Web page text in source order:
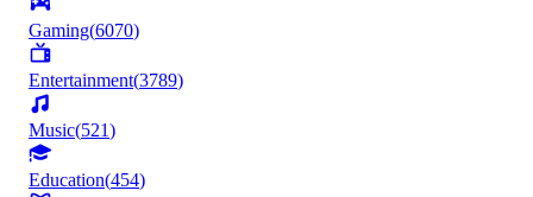
Gaming(6070)
Entertainment(3789)
Music(521)
Education(454)